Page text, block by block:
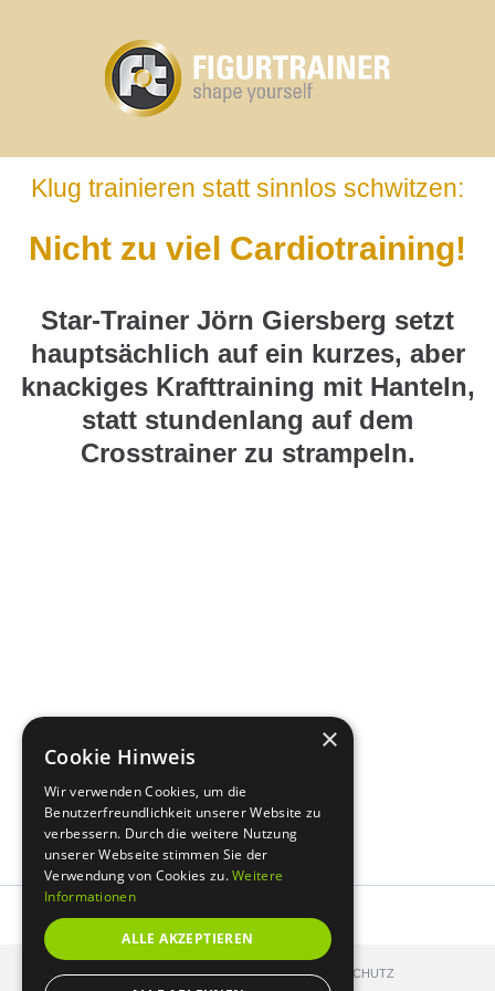
Klug trainieren statt sinnlos schwitzen:
Nicht zu viel Cardiotraining!
Star-Trainer Jörn Giersberg setzt
hauptsächlich auf ein kurzes, aber
knackiges Krafttraining mit Hanteln,
statt stundenlang auf dem
Crosstrainer zu strampeln.
KONTAKT IMPRESSUM DATENSCHUTZ
×
Cookie Hinweis
Wir verwenden Cookies, um die
Benutzerfreundlichkeit unserer Website zu
verbessern. Durch die weitere Nutzung
unserer Webseite stimmen Sie der
Verwendung von Cookies zu.Weitere
Informationen
ALLE AKZEPTIEREN